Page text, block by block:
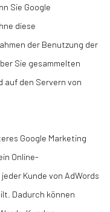
Sie Google
diese
der Benutzung der
Sie gesammelten
auf den Servern von
Google Marketing
Online-
Kunde von AdWords
Dadurch können